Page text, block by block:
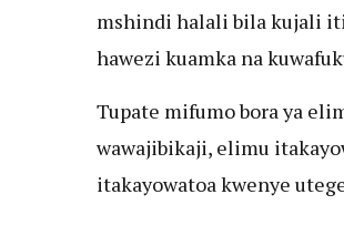
mshindi halali bila kujali
hawezi kuamka na
Tupate mifumo bora ya
wawajibikaji, elimu
itakayowatoa kwenye